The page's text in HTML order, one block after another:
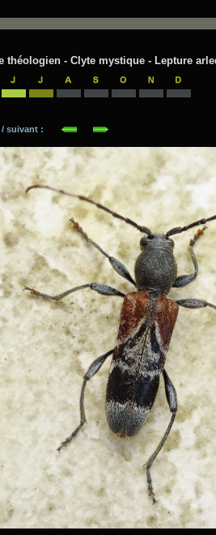
théologien - Clyte mystique - Lepture
/ suivant :